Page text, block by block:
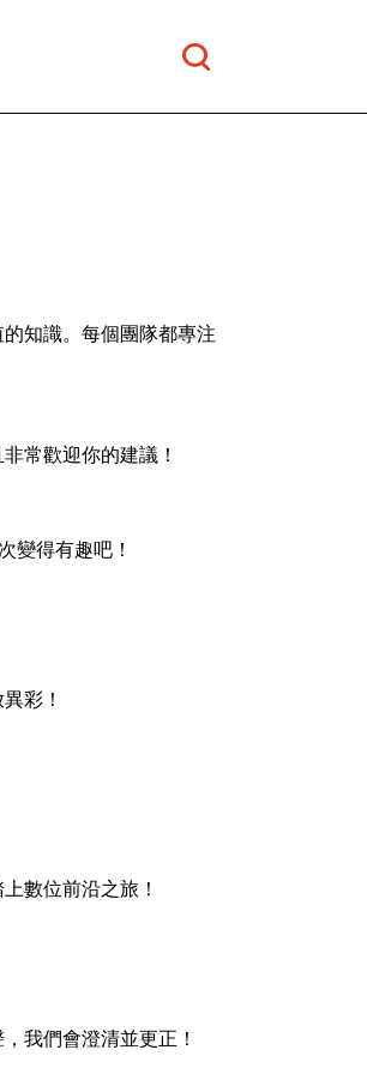
知識。每個團隊都專注
常歡迎你的建議！
變得有趣吧！
彩！
數位前沿之旅！
我們會澄清並更正！